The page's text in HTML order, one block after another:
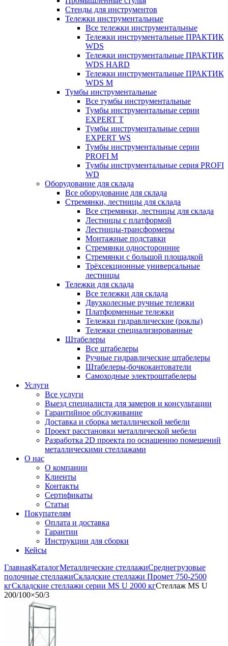
Стенды для инструментов
Тележки инструментальные
Все тележки инструментальные
Тележки инструментальные ПРАКТИК
WDS
Тележки инструментальные ПРАКТИК
WDS HARD
Тележки инструментальные ПРАКТИК
WDS M
Тумбы инструментальные
Все тумбы инструментальные
Тумбы инструментальные серии
EXPERT T
Тумбы инструментальные серии
EXPERT WS
Тумбы инструментальные серии
PROFI M
Тумбы инструментальные серия PROFI
WD
Оборудование для склада
Все оборудование для склада
Стремянки, лестницы для склада
Все стремянки, лестницы для склада
Лестницы с платформой
Лестницы-трансформеры
Монтажные подставки
Стремянки односторонние
Стремянки с большой площадкой
Трёхсекционные универсальные
лестницы
Тележки для склада
Все тележки для склада
Двухколесные ручные тележки
Платформенные тележки
Тележки гидравлические (роклы)
Тележки специализированные
Штабелеры
Все штабелеры
Ручные гидравлические штабелеры
Штабелеры-бочкокантователи
Самоходные электроштабелеры
Услуги
Все услуги
Выезд специалиста для замеров и консультации
Гарантийное обслуживание
Доставка и сборка металлической мебели
Проект расстановки металлической мебели
Разработка 2D проекта по оснащению помещений
металлическими стеллажами
О нас
О компании
Клиенты
Контакты
Сертификаты
Статьи
Покупателям
Оплата и доставка
Гарантии
Инструкции для сборки
Кейсы
ГлавнаяКаталогМеталлические стеллажиСреднегрузовые
полочные стеллажиСкладские стеллажи Промет 750-2500
кгСкладские стеллажи серии MS U 2000 кгСтеллаж MS U
200/100×50/3